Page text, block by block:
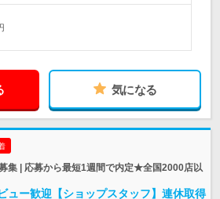
気になる
集 | 応募から最短1週間で内定★全国2000店以
ー歓迎【ショップスタッフ】連休取得